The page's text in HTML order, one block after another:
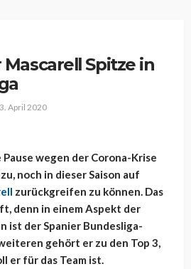
Spitze in
3. April 2020
wegen der Corona-Krise
noch in dieser Saison auf
zurückgreifen zu können. Das
denn in einem Aspekt der
ist der Spanier Bundesliga-
gehört er zu den Top 3,
er für das Team ist.